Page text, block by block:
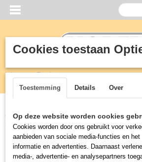
Inloggen Registreren
Home >RVS>Tafels>RVS WERKTAFEL
Cookies toestaan
Toestemming Details Over
Op deze website worden cookies
Cookies worden door ons gebruikt voor
aanbieden van sociale media-functies en
informatie en advertenties. Daarnaast
media-, advertentie- en analysepartners